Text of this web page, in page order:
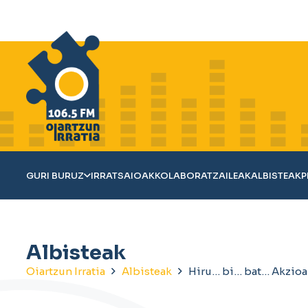
GURI BURUZ IRRATSAIOAKKOLABORATZAILEAKALBISTEAK
Albisteak
Oiartzun Irratia Albisteak Hiru… bi… bat…